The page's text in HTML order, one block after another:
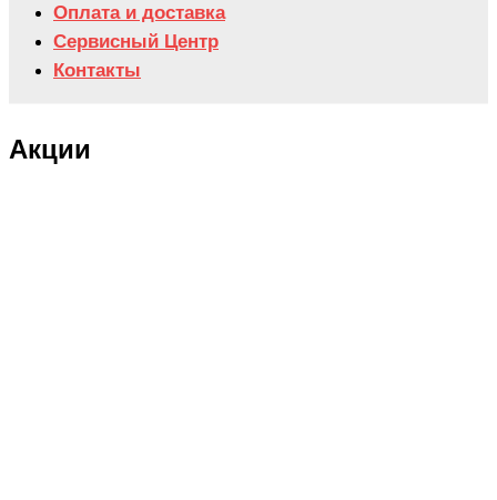
Оплата и доставка
Сервисный Центр
Контакты
Акции